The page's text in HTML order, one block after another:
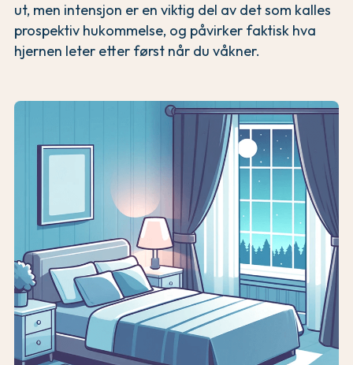
ut, men intensjon er en viktig del av det som kalles
prospektiv hukommelse, og påvirker faktisk hva
hjernen leter etter først når du våkner.